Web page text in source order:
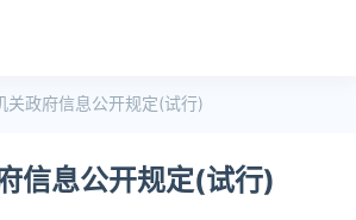
关政府信息公开规定(试行)
信息公开规定(试行)